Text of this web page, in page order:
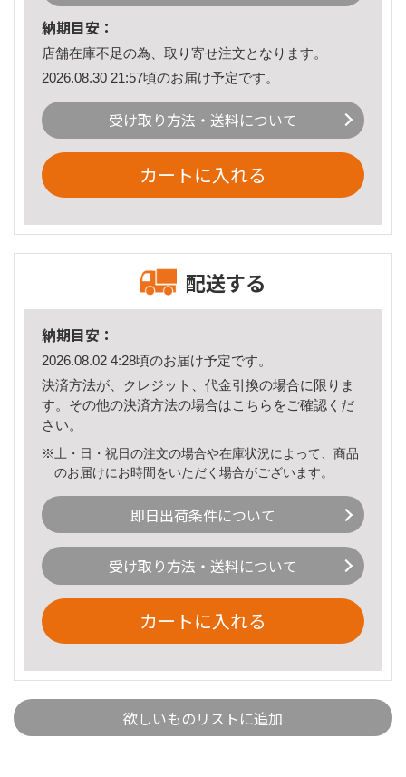
納期目安：
店舗在庫不足の為、取り寄せ注文となります。
2026.08.30 21:57頃のお届け予定です。
受け取り方法・送料について
カートに入れる
配送する
納期目安：
2026.08.02 4:28頃のお届け予定です。
決済方法が、クレジット、代金引換の場合に限りま
す。その他の決済方法の場合はこちら をご確認くだ
さい。
※土・日・祝日の注文の場合や在庫状況によって、商品
のお届けにお時間をいただく場合がございます。
即日出荷条件について
受け取り方法・送料について
カートに入れる
欲しいものリストに追加